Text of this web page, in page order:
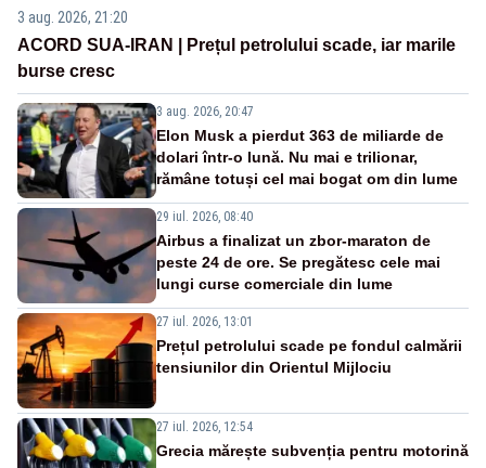
3 aug. 2026, 21:20
ACORD SUA-IRAN | Prețul petrolului scade, iar marile
burse cresc
3 aug. 2026, 20:47
Elon Musk a pierdut 363 de miliarde de
dolari într-o lună. Nu mai e trilionar,
rămâne totuși cel mai bogat om din lume
29 iul. 2026, 08:40
Airbus a finalizat un zbor-maraton de
peste 24 de ore. Se pregătesc cele mai
lungi curse comerciale din lume
27 iul. 2026, 13:01
Prețul petrolului scade pe fondul calmării
tensiunilor din Orientul Mijlociu
27 iul. 2026, 12:54
Grecia mărește subvenția pentru motorină